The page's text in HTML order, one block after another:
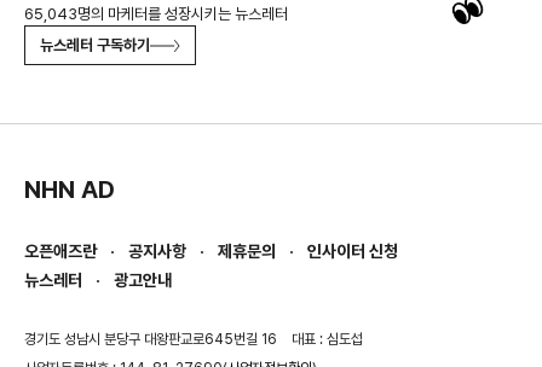
65,043명의 마케터를 성장시키는 뉴스레터
뉴스레터 구독하기
NHN AD
오픈애즈란 공지사항 제휴문의
인사이터 신청
뉴스레터
광고안내
경기도 성남시 분당구 대왕판교로645번길 16
대표 : 심도섭